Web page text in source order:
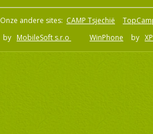
Onze andere sites: CAMP Tsjechië
by MobileSoft s.r.o WinPhone by